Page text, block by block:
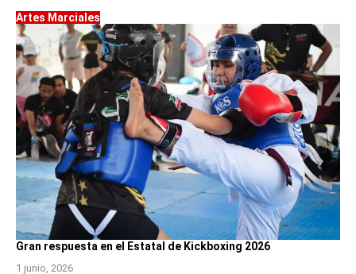
Artes Marciales
Gran respuesta en el Estatal de Kickboxing 2026
1 junio, 2026